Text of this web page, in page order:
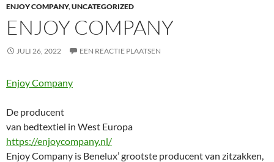
ENJOY COMPANY,UNCATEGORIZED
ENJOY COMPANY
JULI 26, 2022 EEN REACTIE PLAATSEN
Enjoy Company
De producent
van bedtextiel in West Europa
https://enjoycompany.nl/
Enjoy Company is Benelux’ grootste producent van zitzakken,